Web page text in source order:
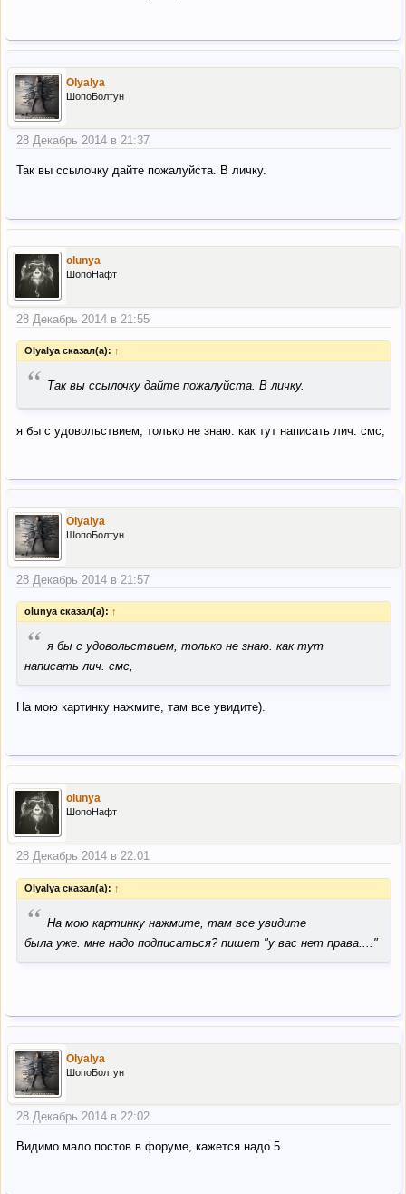
Olyalya
ШопоБолтун
28 Декабрь 2014 в 21:37
Так вы ссылочку дайте пожалуйста. В личку.
olunya
ШопоНафт
28 Декабрь 2014 в 21:55
Olyalya сказал(а): ↑
“ Так вы ссылочку дайте пожалуйста. В личку.
я бы с удовольствием, только не знаю. как тут написать лич. смс,
Olyalya
ШопоБолтун
28 Декабрь 2014 в 21:57
olunya сказал(а): ↑
“ я бы с удовольствием, только не знаю. как тут
написать лич. смс,
На мою картинку нажмите, там все увидите).
olunya
ШопоНафт
28 Декабрь 2014 в 22:01
Olyalya сказал(а): ↑
“ На мою картинку нажмите, там все увидите
была уже. мне надо подписаться? пишет "у вас нет права...."
Olyalya
ШопоБолтун
28 Декабрь 2014 в 22:02
Видимо мало постов в форуме, кажется надо 5.